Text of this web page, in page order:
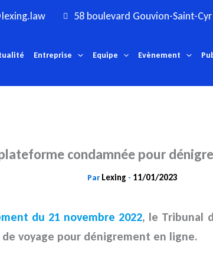
58 boulevard Gouvion-Saint-
Entreprise Equipe Evènement
condamnée pour
Par Lexing - 11/01/2023
du 21 novembre 2022, le Tribunal
voyage pour dénigrement en ligne.